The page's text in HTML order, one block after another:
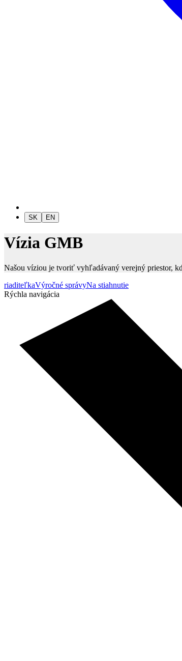
SK EN
Vízia GMB
Našou víziou je tvoriť vyhľadávaný verejný priestor,
riaditeľkaVýročné správyNa stiahnutie
Rýchla navigácia